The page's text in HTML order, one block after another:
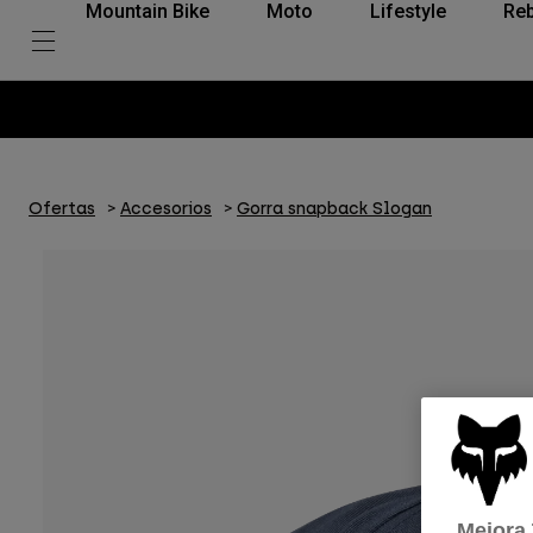
Mountain Bike Moto Lifestyle
Ofertas Accesorios Gorra snapback Slogan